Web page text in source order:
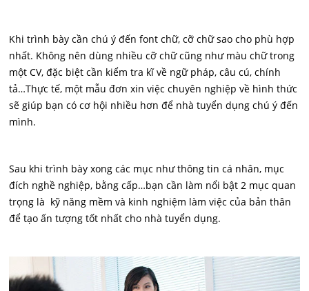
Khi trình bày cần chú ý đến font chữ, cỡ chữ sao cho phù hợp
nhất. Không nên dùng nhiều cỡ chữ cũng như màu chữ trong
một CV, đặc biệt cần kiểm tra kĩ về ngữ pháp, câu cú, chính
tả…Thực tế, một mẫu đơn xin việc chuyên nghiệp về hình thức
sẽ giúp bạn có cơ hội nhiều hơn để nhà tuyển dụng chú ý đến
mình.
Sau khi trình bày xong các mục như thông tin cá nhân, mục
đích nghề nghiệp, bằng cấp…bạn cần làm nổi bật 2 mục quan
trọng là kỹ năng mềm và kinh nghiệm làm việc của bản thân
để tạo ấn tượng tốt nhất cho nhà tuyển dụng.